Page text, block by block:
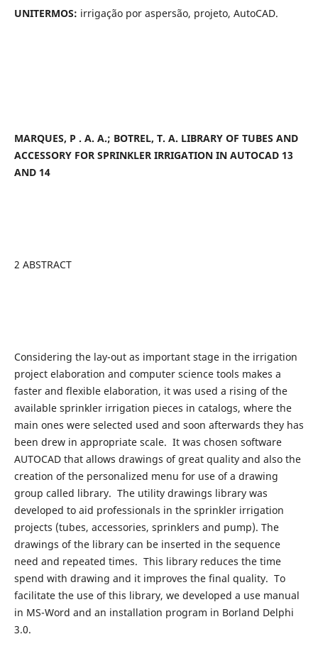
UNITERMOS: irrigação por aspersão, projeto, AutoCAD.
MARQUES, P . A. A.; BOTREL, T. A. LIBRARY OF TUBES AND
ACCESSORY FOR SPRINKLER IRRIGATION IN AUTOCAD 13
AND 14
2 ABSTRACT
Considering the lay-out as important stage in the irrigation
project elaboration and computer science tools makes a
faster and flexible elaboration, it was used a rising of the
available sprinkler irrigation pieces in catalogs, where the
main ones were selected used and soon afterwards they has
been drew in appropriate scale. It was chosen software
AUTOCAD that allows drawings of great quality and also the
creation of the personalized menu for use of a drawing
group called library. The utility drawings library was
developed to aid professionals in the sprinkler irrigation
projects (tubes, accessories, sprinklers and pump). The
drawings of the library can be inserted in the sequence
need and repeated times. This library reduces the time
spend with drawing and it improves the final quality. To
facilitate the use of this library, we developed a use manual
in MS-Word and an installation program in Borland Delphi
3.0.